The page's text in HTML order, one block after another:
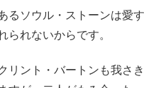
るソウル・ストーンは愛す
られないからです。
リント・バートンも我さき